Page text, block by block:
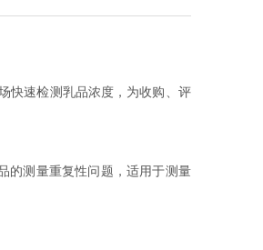
快速检测乳品浓度，为收购、评
的测量重复性问题，适用于测量